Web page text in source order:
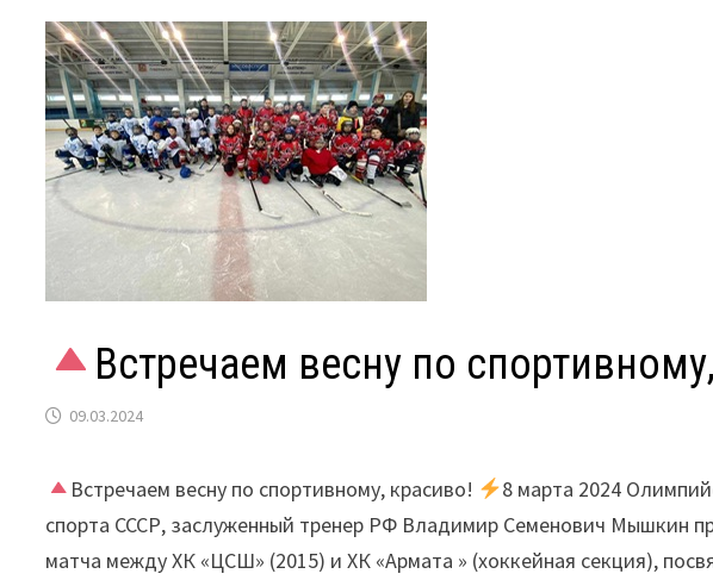
Встречаем весну по
09.03.2024
Встречаем весну по спортивному, красиво!
8 марта 2024
спорта СССР, заслуженный тренер РФ Владимир Семенович Мышкин
матча между ХК «ЦСШ» (2015) и ХК «Армата » (хоккейная секция),